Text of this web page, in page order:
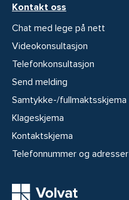
Kontakt oss
Chat med lege på nett
Videokonsultasjon
Telefonkonsultasjon
Send melding
Samtykke-/fullmaktsskjema
Klageskjema
Kontaktskjema
Telefonnummer og adresser